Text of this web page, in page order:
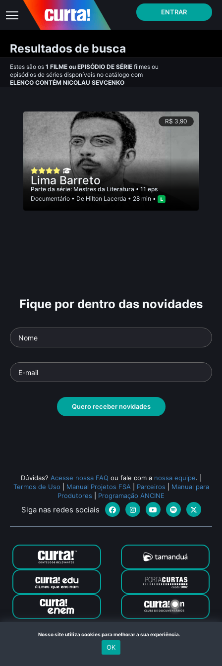
ENTRAR
Resultados de busca
Estes são os 1 FILME ou EPISÓDIO DE SÉRIE filmes ou
episódios de séries disponíveis no catálogo com
ELENCO CONTÉM NICOLAU SEVCENKO
R$ 3,90
Lima Barreto
Parte da série: Mestres da Literatura • 11 eps
Documentário • De Hilton Lacerda • 28 min •
Fique por dentro das novidades
Quero receber novidades
Dúvidas? Acesse nossa FAQ ou fale com a nossa equipe.
Termos de Uso
Manual Projetos FSA Parceiros
Manual para
Produtores
Programação ANCINE
Siga nas redes sociais
Canal Curta © 2024. Todos os direitos reservados. Feito com
no Rio de Janeiro
Nosso site utiliza cookies para melhorar a sua experiência.
OK